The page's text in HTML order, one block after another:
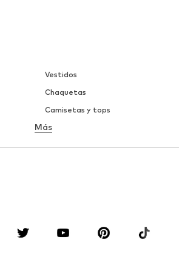
Vestidos
Chaquetas
Camisetas y tops
Ropa interior
Blusas y camisas
Deporte
Más